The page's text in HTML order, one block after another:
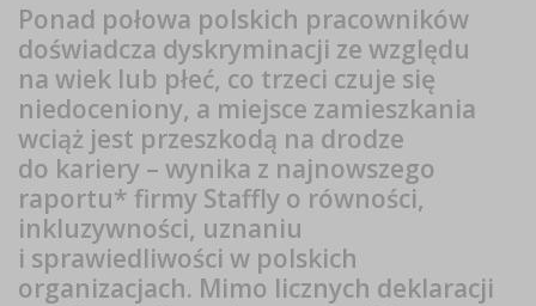
Ponad połowa polskich pracowników
doświadcza dyskryminacji ze względu
na wiek lub płeć, co trzeci czuje się
niedoceniony, a miejsce zamieszkania
wciąż jest przeszkodą na drodze
do kariery – wynika z najnowszego
raportu* firmy Staffly o równości,
inkluzywności, uznaniu
i sprawiedliwości w polskich
organizacjach. Mimo licznych deklaracji